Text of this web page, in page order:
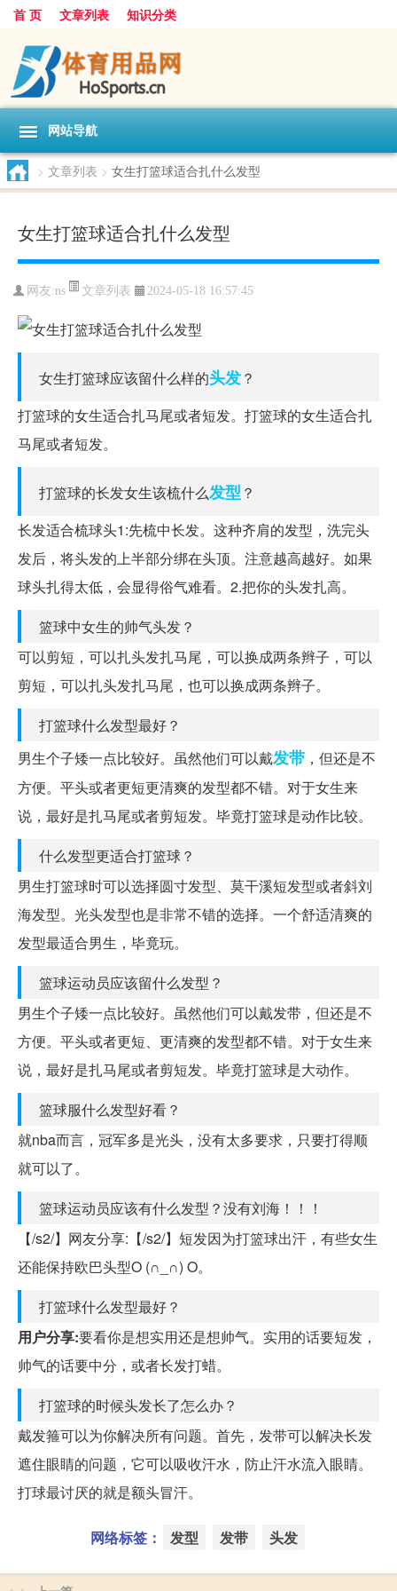
首 页 文章列表 知识分类
网站导航
> 文章列表 > 女生打篮球适合扎什么发型
女生打篮球适合扎什么发型
网友:ns 文章列表 2024-05-18 16:57:45
女生打篮球应该留什么样的头发？
打篮球的女生适合扎马尾或者短发。打篮球的女生适合扎
马尾或者短发。
打篮球的长发女生该梳什么发型 ？
长发适合梳球头1:先梳中长发。这种齐肩的发型，洗完头
发后，将头发的上半部分绑在头顶。注意越高越好。如果
球头扎得太低，会显得俗气难看。2.把你的头发扎高。
篮球中女生的帅气头发？
可以剪短，可以扎头发扎马尾，可以换成两条辫子，可以
剪短，可以扎头发扎马尾，也可以换成两条辫子。
打篮球什么发型最好？
男生个子矮一点比较好。虽然他们可以戴发带 ，但还是不
方便。平头或者更短更清爽的发型都不错。对于女生来
说，最好是扎马尾或者剪短发。毕竟打篮球是动作比较。
什么发型更适合打篮球？
男生打篮球时可以选择圆寸发型、莫干溪短发型或者斜刘
海发型。光头发型也是非常不错的选择。一个舒适清爽的
发型最适合男生，毕竟玩。
篮球运动员应该留什么发型？
男生个子矮一点比较好。虽然他们可以戴发带，但还是不
方便。平头或者更短、更清爽的发型都不错。对于女生来
说，最好是扎马尾或者剪短发。毕竟打篮球是大动作。
篮球服什么发型好看？
就nba而言，冠军多是光头，没有太多要求，只要打得顺
就可以了。
篮球运动员应该有什么发型？没有刘海！！！
【/s2/】网友分享:【/s2/】短发因为打篮球出汗，有些女生
还能保持欧巴头型O (∩_∩) O。
打篮球什么发型最好？
用户分享:要看你是想实用还是想帅气。实用的话要短发，
帅气的话要中分，或者长发打蜡。
打篮球的时候头发长了怎么办？
戴发箍可以为你解决所有问题。首先，发带可以解决长发
遮住眼睛的问题，它可以吸收汗水，防止汗水流入眼睛。
打球最讨厌的就是额头冒汗。
网络标签： 发型 发带 头发